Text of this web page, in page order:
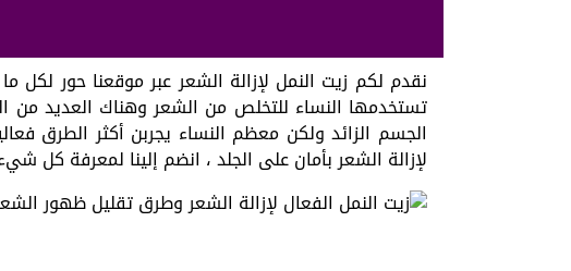
نقدم لكم زيت النمل لإزالة الشعر عبر موقعنا حور لكل
تستخدمها النساء للتخلص من الشعر وهناك العديد
الجسم الزائد ولكن معظم النساء يجربن أكثر الطرق
لإزالة الشعر بأمان على الجلد ، انضم إلينا لمعرفة كل